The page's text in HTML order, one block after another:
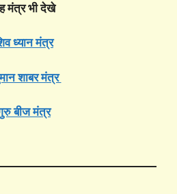
मंत्र भी देखे
ध्यान मंत्र
शाबर मंत्र
बीज मंत्र